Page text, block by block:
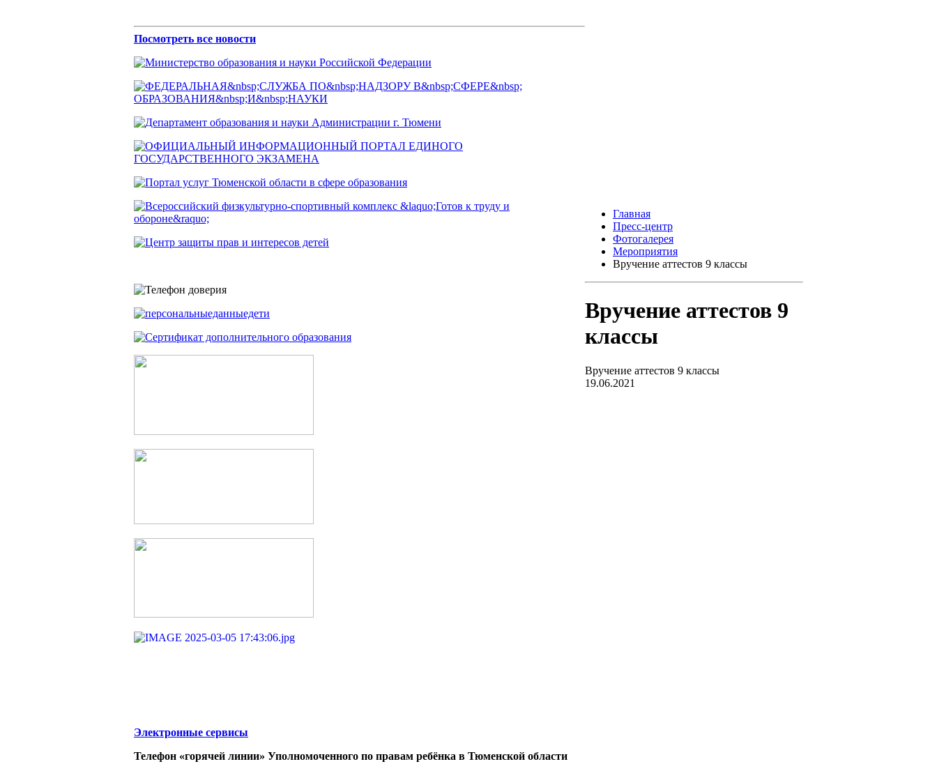
Посмотреть все новости
Электронные сервисы
Телефон «горячей линии» Уполномоченного по правам ребёнка в Тюменской области
Главная
Пресс-центр
Фотогалерея
Мероприятия
Вручение аттестов 9 классы
Вручение аттестов 9
классы
Вручение аттестов 9 классы
19.06.2021